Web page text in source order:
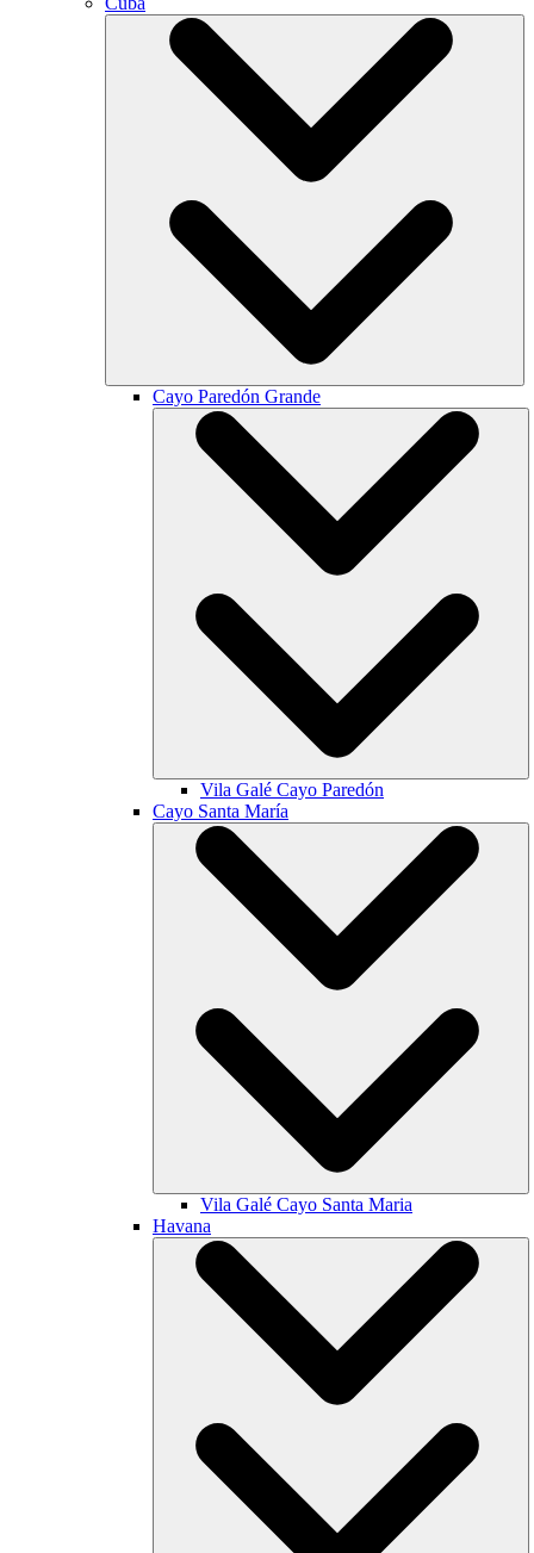
Cayo Paredón Grande
Vila Galé Cayo Paredón
Cayo Santa María
Vila Galé Cayo Santa Maria
Havana